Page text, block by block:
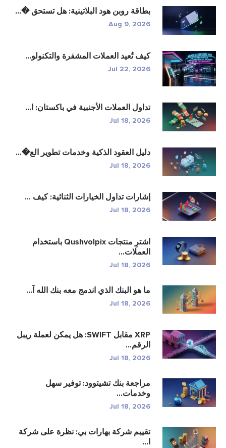
بطاقة روبن هود البلاتينية: هل تستحق �...
Aug 9, 2026
كيف تُعيد العملات المشفرة والتكنولو...
Jul 22, 2026
تداول العملات الأجنبية في باكستان: ا...
Jul 18, 2026
دليل العقود الذكية وخدمات تطوير الع�...
Jul 18, 2026
إشارات تداول الخيارات الثنائية: كيف ...
Jul 18, 2026
اشترِ منتجات Qushvolpix باستخدام
العملات...
Jul 18, 2026
ما هو البنك الذي اندمج معه بنك الله آ...
Jul 18, 2026
XRP مقابل SWIFT: هل يمكن لعملة ريبل
الرقم...
Jul 18, 2026
مراجعة بنك تشيتوود: توفير سهل
وخدمات...
Jul 18, 2026
تقييم شركة بهارات بي: نظرة على شركة
ا...